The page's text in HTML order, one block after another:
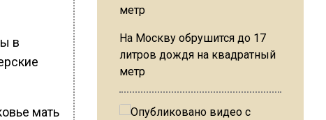
в
мать
На Москву обрушится до 17
литров дождя на квадратный
метр